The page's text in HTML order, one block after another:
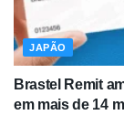
JAPÃO
Brastel Remit
em mais de 14